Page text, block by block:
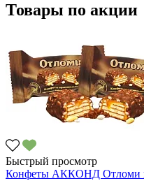
Товары по акции
Быстрый просмотр
Конфеты АККОНД Отломи